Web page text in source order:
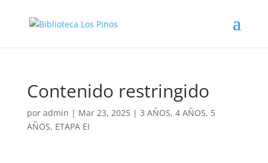
Contenido restringido
por admin | Mar 23, 2025| 3 AÑOS, 4 AÑOS, 5
AÑOS, ETAPA EI